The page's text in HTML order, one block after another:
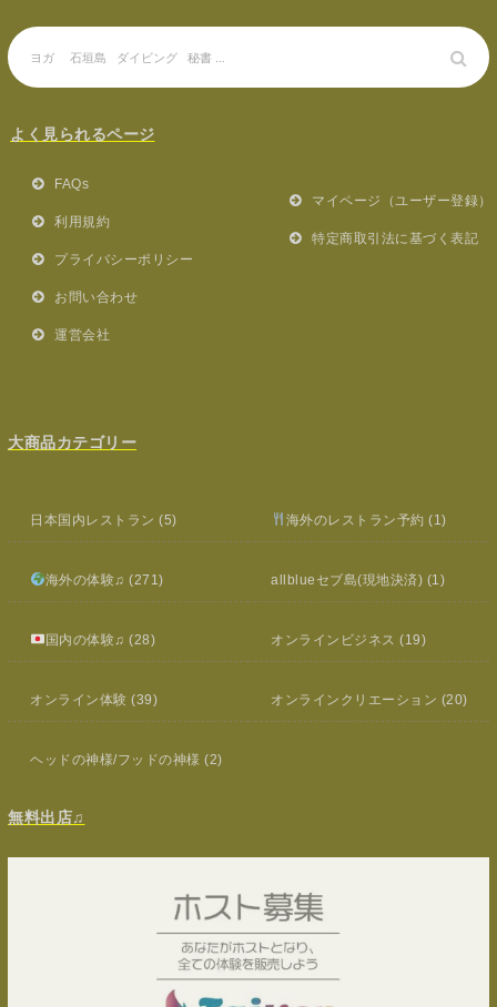
よく見られるページ
FAQs
利用規約
プライバシーポリシー
お問い合わせ
運営会社
マイページ（ユーザー登録）
特定商取引法に基づく表記
大商品カテゴリー
日本国内レストラン (5) 海外のレストラン予約 (1)
海外の体験♫ (271) allblueセブ島(現地決済) (1)
国内の体験♫ (28) オンラインビジネス (19)
オンライン体験 (39) オンラインクリエーション (20)
ヘッドの神様/フッドの神様 (2)
無料出店♫